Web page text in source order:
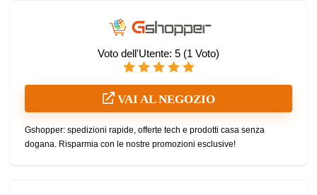
Voto dell'Utente: 5 (1 Voto)
VAI AL NEGOZIO
Gshopper: spedizioni rapide, offerte tech e prodotti casa senza
dogana. Risparmia con le nostre promozioni esclusive!